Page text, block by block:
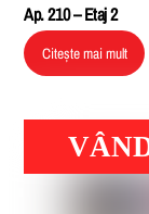
Ap. 210 – Etaj 2
Citește mai mult